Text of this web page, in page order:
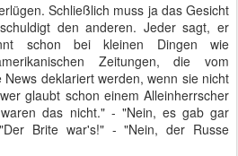
Schließlich muss ja das Gesicht
den anderen. Jeder sagt, er
schon bei kleinen Dingen wie
Zeitungen, die vom
deklariert werden, wenn sie nicht
glaubt schon einem Alleinherrscher
das nicht." - "Nein, es gab gar
Brite war's!" - "Nein, der Russe